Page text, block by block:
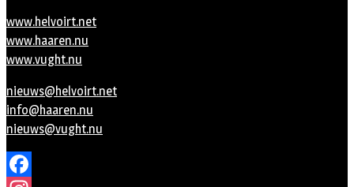
www.helvoirt.net
www.haaren.nu
www.vught.nu
nieuws@helvoirt.net
info@haaren.nu
nieuws@vught.nu